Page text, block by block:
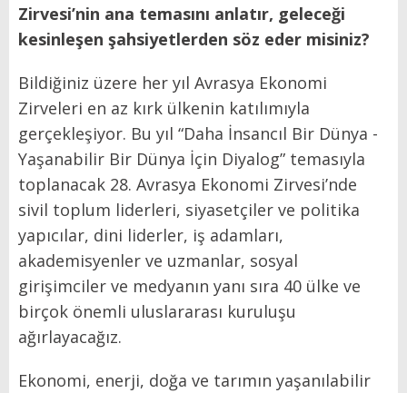
Zirvesi’nin ana temasını anlatır, geleceği
kesinleşen şahsiyetlerden söz eder misiniz?
Bildiğiniz üzere her yıl Avrasya Ekonomi
Zirveleri en az kırk ülkenin katılımıyla
gerçekleşiyor. Bu yıl “Daha İnsancıl Bir Dünya -
Yaşanabilir Bir Dünya İçin Diyalog” temasıyla
toplanacak 28. Avrasya Ekonomi Zirvesi’nde
sivil toplum liderleri, siyasetçiler ve politika
yapıcılar, dini liderler, iş adamları,
akademisyenler ve uzmanlar, sosyal
girişimciler ve medyanın yanı sıra 40 ülke ve
birçok önemli uluslararası kuruluşu
ağırlayacağız.
Ekonomi, enerji, doğa ve tarımın yaşanılabilir